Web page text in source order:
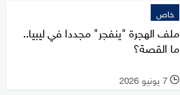
خاص
ملف الهجرة "ينفجر" مجددا في ليبيا..
ما القصة؟
l 7 يونيو 2026